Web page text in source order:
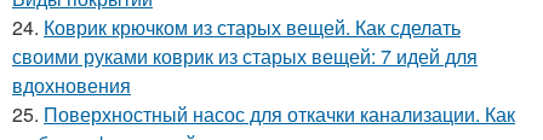
24. Коврик крючком из старых вещей. Как сделать
своими руками коврик из старых вещей: 7 идей для
вдохновения
25. Поверхностный насос для откачки канализации. Как